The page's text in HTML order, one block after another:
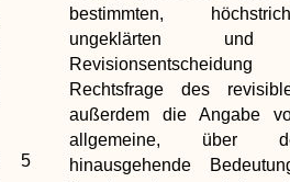
5
bestimmten,
ungeklärten
Rechtsfrage des
außerdem die Angabe
allgemeine, über
hinausgehende